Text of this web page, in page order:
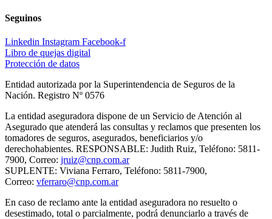
Seguinos
Linkedin Instagram Facebook-f
Libro de quejas digital
Protección de datos
Entidad autorizada por la Superintendencia de Seguros de la
Nación. Registro Nº 0576
La entidad aseguradora dispone de un Servicio de Atención al
Asegurado que atenderá las consultas y reclamos que presenten los
tomadores de seguros, asegurados, beneficiarios y/o
derechohabientes. RESPONSABLE: Judith Ruiz, Teléfono: 5811-
7900, Correo: jruiz@cnp.com.ar
SUPLENTE: Viviana Ferraro, Teléfono: 5811-7900,
Correo: vferraro@cnp.com.ar
En caso de reclamo ante la entidad aseguradora no resuelto o
desestimado, total o parcialmente, podrá denunciarlo a través de